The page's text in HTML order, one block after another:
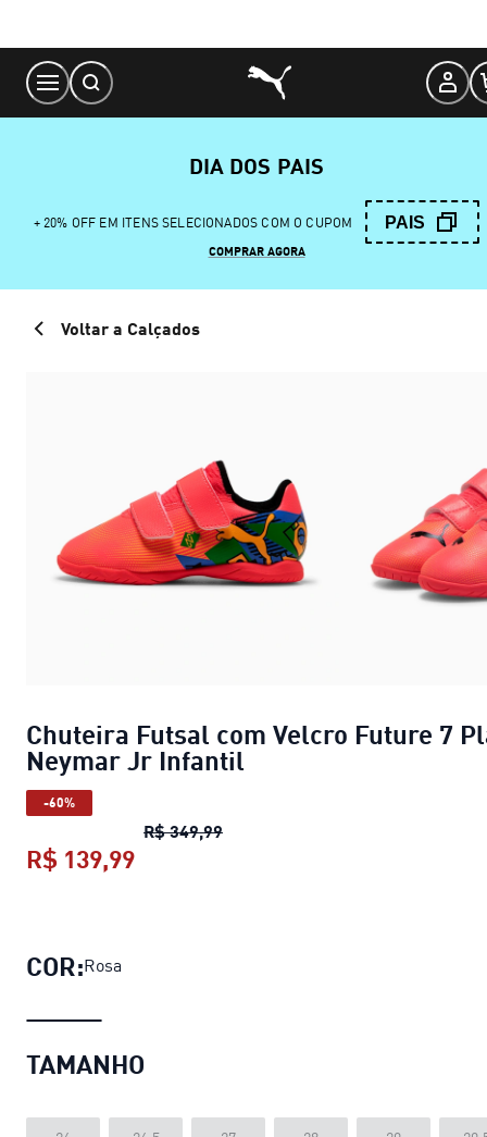
Content
DIA DOS PAIS
+ 20% OFF EM ITENS SELECIONADOS COM O CUPOM PAIS
COMPRAR AGORA
Voltar a Calçados
Chuteira Futsal com Velcro Future 7
Neymar Jr Infantil
-60%
R$ 349,99Chuteira Futsal com Velcro
R$ 139,99
COR:Rosa
TAMANHO